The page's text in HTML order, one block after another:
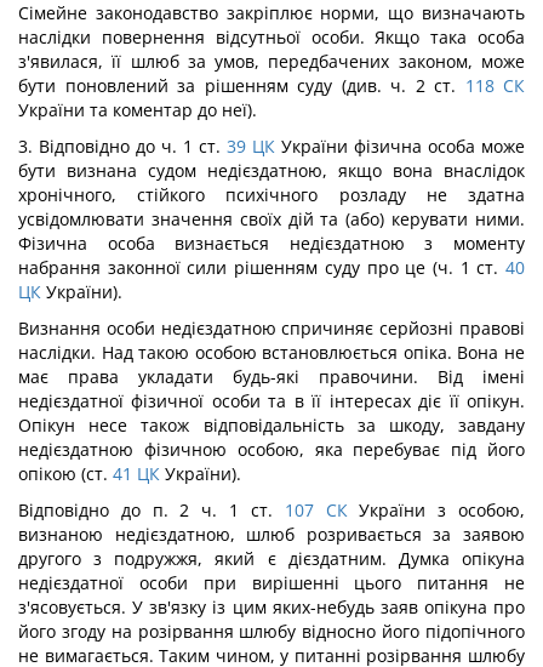
Сімейне законодавство закріплює норми, що визначають
наслідки повернення відсутньої особи. Якщо така особа
з'явилася, її шлюб за умов, передбачених законом, може
бути поновлений за рішенням суду (див. ч. 2 ст. 118 СК
України та коментар до неї).
3. Відповідно до ч. 1 ст. 39 ЦК України фізична особа може
бути визнана судом недієздатною, якщо вона внаслідок
хронічного, стійкого психічного розладу не здатна
усвідомлювати значення своїх дій та (або) керувати ними.
Фізична особа визнається недієздатною з моменту
набрання законної сили рішенням суду про це (ч. 1 ст. 40
ЦК України).
Визнання особи недієздатною спричиняє серйозні правові
наслідки. Над такою особою встановлюється опіка. Вона не
має права укладати будь-які правочини. Від імені
недієздатної фізичної особи та в її інтересах діє її опікун.
Опікун несе також відповідальність за шкоду, завдану
недієздатною фізичною особою, яка перебуває під його
опікою (ст. 41 ЦК України).
Відповідно до п. 2 ч. 1 ст. 107 СКУкраїни з особою,
визнаною недієздатною, шлюб розривається за заявою
другого з подружжя, який є дієздатним. Думка опікуна
недієздатної особи при вирішенні цього питання не
з'ясовується. У зв'язку із цим яких-небудь заяв опікуна про
його згоду на розірвання шлюбу відносно його підопічного
не вимагається. Таким чином, у питанні розірвання шлюбу